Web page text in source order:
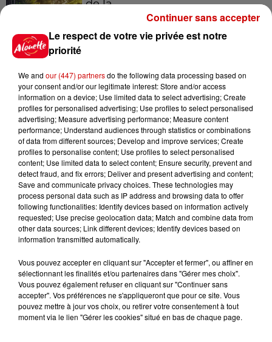
de la...
vous !
Podcasts Voir plus
Kelly Massol, figure
emblématique de
l'entrepreneuriat féminin
Aménager un school bus au
Canada et accueillir les bleus à
Boston,...
Le respect de votre vie privée est notre
priorité
We and our (447) partnersdo the following data processing based on
your consent and/or our legitimate interest: Store and/or access
information on a device; Use limited data to select advertising; Create
profiles for personalised advertising; Use profiles to select personalised
advertising; Measure advertising performance; Measure content
performance; Understand audiences through statistics or combinations
of data from different sources; Develop and improve services; Create
profiles to personalise content; Use profiles to select personalised
content; Use limited data to select content; Ensure security, prevent and
detect fraud, and fix errors; Deliver and present advertising and content;
Save and communicate privacy choices. These technologies may
process personal data such as IP address and browsing data to offer
following functionalities: Identify devices based on information actively
requested; Use precise geolocation data; Match and combine data from
other data sources; Link different devices; Identify devices based on
information transmitted automatically.
Vous pouvez accepter en cliquant sur "Accepter et fermer", ou affiner en
sélectionnant les finalités et/ou partenaires dans "Gérer mes choix".
Vous pouvez également refuser en cliquant sur "Continuer sans
accepter". Vos préférences ne s'appliqueront que pour ce site. Vous
pouvez mettre à jour vos choix, ou retirer votre consentement à tout
moment via le lien "Gérer les cookies" situé en bas de chaque page.
Continuer sans accepter